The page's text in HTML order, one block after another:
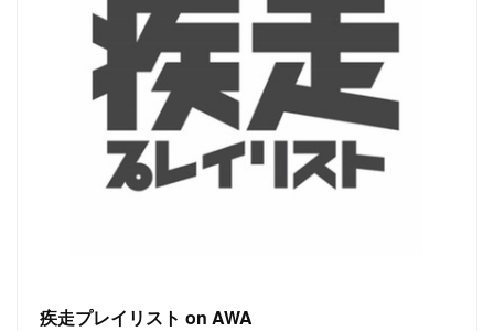
疾走プレイリスト on AWA